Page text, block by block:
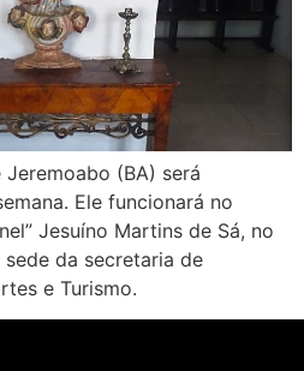
(BA) será
Ele funcionará no
Jesuíno Martins de Sá, no
da secretaria de
e Turismo.